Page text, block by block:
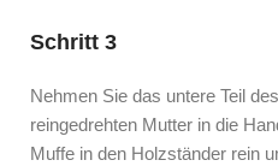
Schritt 3
Nehmen Sie das untere Teil
reingedrehten Mutter in die
Muffe in den Holzständer rein